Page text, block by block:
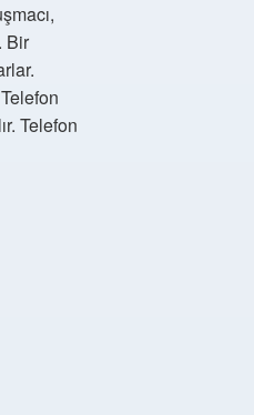
Bir
Telefon